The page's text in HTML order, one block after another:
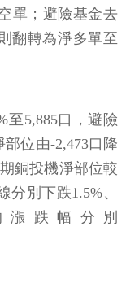
單；避險基金去
翻轉為淨多單至
至5,885口，避險
位由-2,473口降
銅投機淨部位較
分別下跌1.5%、
漲跌幅分別